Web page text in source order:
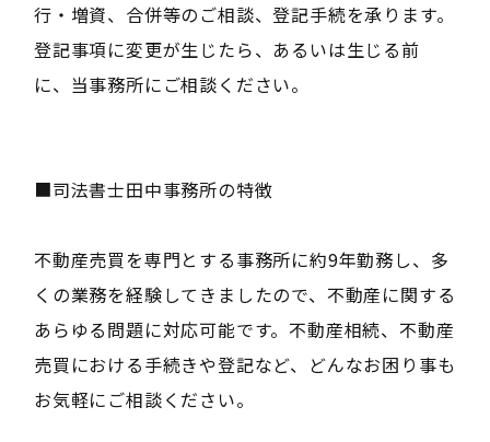
行・増資、合併等のご相談、登記手続を承ります。
登記事項に変更が生じたら、あるいは生じる前
に、当事務所にご相談ください。
■司法書士田中事務所の特徴
不動産売買を専門とする事務所に約9年勤務し、多
くの業務を経験してきましたので、不動産に関する
あらゆる問題に対応可能です。不動産相続、不動産
売買における手続きや登記など、どんなお困り事も
お気軽にご相談ください。